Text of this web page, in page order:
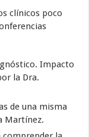
clínicos poco
Impacto
la Dra.
de una misma
Martínez.